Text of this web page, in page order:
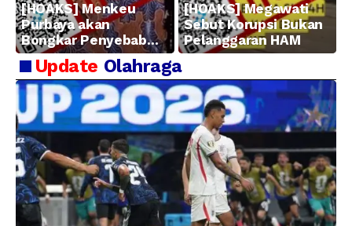
[HOAKS] Menkeu
Purbaya akan
Bongkar Penyebab
Kerugian BUMN
[HOAKS] Megawati
Sebut Korupsi Bukan
Pelanggaran HAM
Update Olahraga